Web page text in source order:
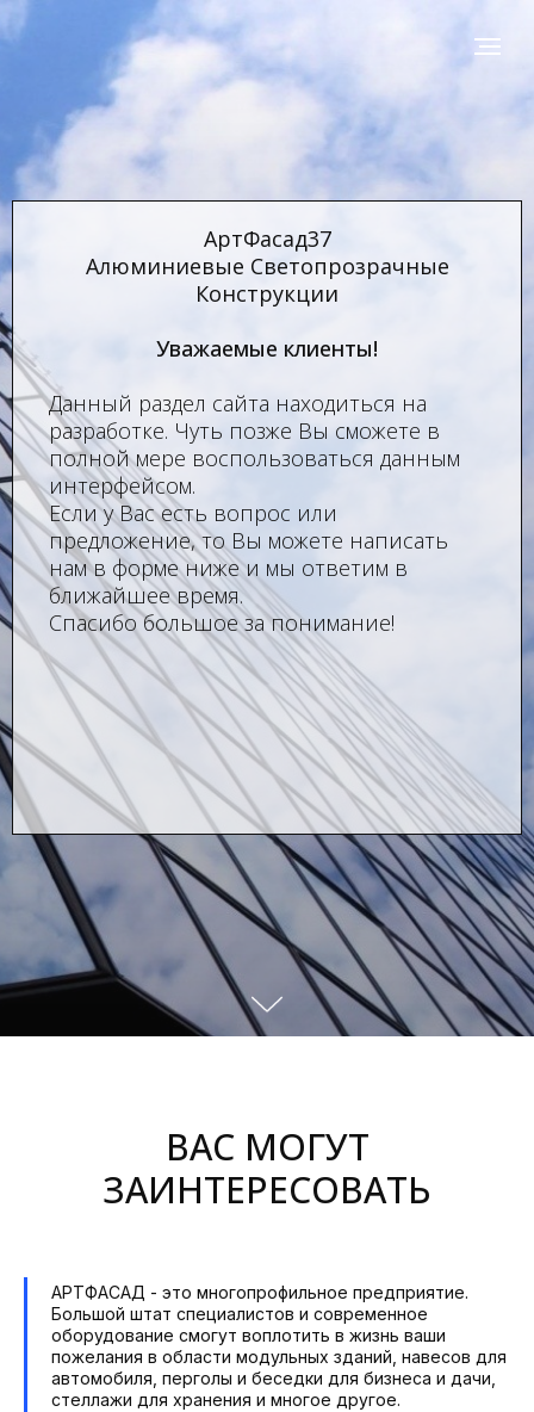
АртФасад37
Алюминиевые Светопрозрачные
Конструкции
Уважаемые клиенты!
Данный раздел сайта находиться на
разработке. Чуть позже Вы сможете в
полной мере воспользоваться данным
интерфейсом.
Если у Вас есть вопрос или
предложение, то Вы можете написать
нам в форме ниже и мы ответим в
ближайшее время.
Спасибо большое за понимание!
ВАС МОГУТ
ЗАИНТЕРЕСОВАТЬ
АРТФАСАД - это многопрофильное предприятие.
Большой штат специалистов и современное
оборудование смогут воплотить в жизнь ваши
пожелания в области модульных зданий, навесов для
автомобиля, перголы и беседки для бизнеса и дачи,
стеллажи для хранения и многое другое.